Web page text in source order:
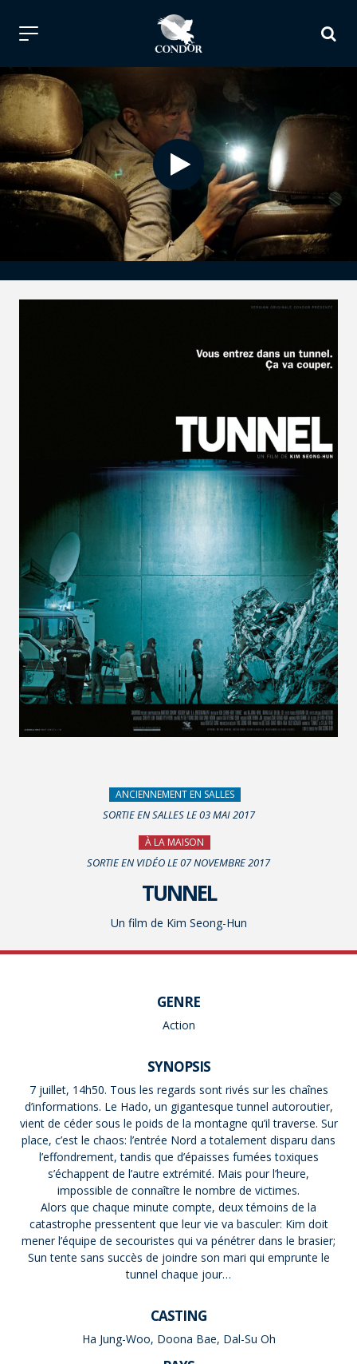
ANCIENNEMENT EN SALLES
SORTIE EN SALLES LE 03 MAI 2017
À LA MAISON
SORTIE EN VIDÉO LE 07 NOVEMBRE 2017
TUNNEL
Un film de Kim Seong-Hun
GENRE
Action
SYNOPSIS
7 juillet, 14h50. Tous les regards sont rivés sur les chaînes
d’informations. Le Hado, un gigantesque tunnel autoroutier,
vient de céder sous le poids de la montagne qu’il traverse. Sur
place, c’est le chaos: l’entrée Nord a totalement disparu dans
l’effondrement, tandis que d’épaisses fumées toxiques
s’échappent de l’autre extrémité. Mais pour l’heure,
impossible de connaître le nombre de victimes.
Alors que chaque minute compte, deux témoins de la
catastrophe pressentent que leur vie va basculer: Kim doit
mener l’équipe de secouristes qui va pénétrer dans le brasier;
Sun tente sans succès de joindre son mari qui emprunte le
tunnel chaque jour…
CASTING
Ha Jung-Woo, Doona Bae, Dal-Su Oh